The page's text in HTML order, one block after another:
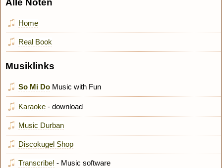
Alle Noten
Home
Real Book
Musiklinks
So Mi Do Music with Fun
Karaoke - download
Music Durban
Discokugel Shop
Transcribe! - Music software